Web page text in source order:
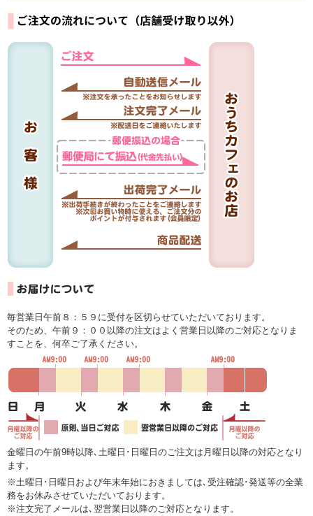
毎営業日午前８：５９に受付を区切らせていただいております。
そのため、午前９：００以降の注文はよく営業日以降のご対応となりま
すことを、何卒ご了承ください。
金曜日の午前9時以降､土曜日･日曜日のご注文は月曜日以降の対応となり
ます。
※土曜日･日曜日および年末年始におきましては､受注確認･発送等の全業
務をお休みさせていただいております。
※注文完了メールは､翌営業日以降のご対応となります。